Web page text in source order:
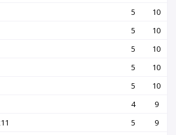
5
10
5
10
5
10
5
10
5
10
4
9
5
9